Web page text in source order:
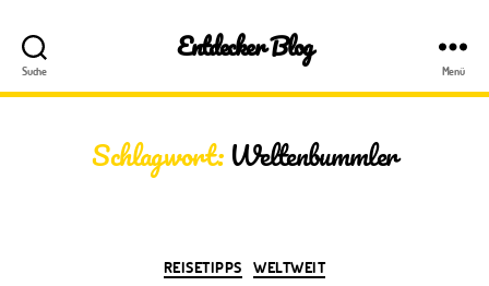
Suche
Entdecker Blog
Menü
Schlagwort: Weltenbummler
Kategorien
REISETIPPS WELTWEIT